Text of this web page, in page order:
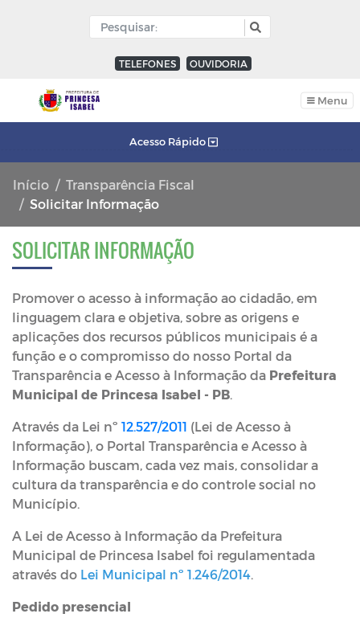
TELEFONES OUVIDORIA
Menu
Acesso Rápido
Início
Transparência Fiscal
Solicitar Informação
SOLICITAR INFORMAÇÃO
Promover o acesso à informação ao cidadão, em
linguagem clara e objetiva, sobre as origens e
aplicações dos recursos públicos municipais é a
função e o compromisso do nosso Portal da
Transparência e Acesso à Informação da Prefeitura
Municipal de Princesa Isabel - PB.
Através da Lei nº 12.527/2011 (Lei de Acesso à
Informação), o Portal Transparência e Acesso à
Informação buscam, cada vez mais, consolidar a
cultura da transparência e do controle social no
Município.
A Lei de Acesso à Informação da Prefeitura
Municipal de Princesa Isabel foi regulamentada
através do Lei Municipal nº 1.246/2014.
Pedido presencial